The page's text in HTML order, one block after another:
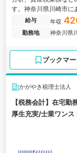
す。神奈川県川崎市に
働きやすさ抜群の税理
給与 年収
勤務地
神奈川県
ブックマー
かがやき税理士法人
【税務会計】在宅
厚生充実/士業ワンス